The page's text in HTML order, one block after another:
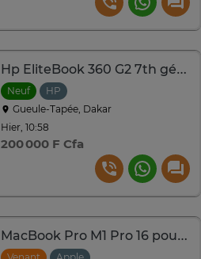
Hp EliteBook 360 G2 7th génération
Neuf
HP
Gueule-Tapée, Dakar
Hier, 10:58
200 000 F Cfa
MacBook Pro M1 Pro 16 pouces Ram 32Go